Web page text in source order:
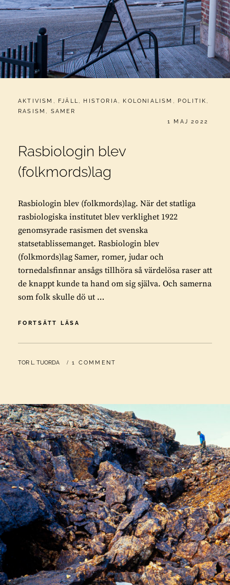
CATEGORIES:
AKTIVISM , FJÄLL, HISTORIA , KOLONIALISM , POLITIK ,
RASISM , SAMER
PUBLICERAT
1 MAJ 2022
Rasbiologin blev
(folkmords)lag
Rasbiologin blev (folkmords)lag. När det statliga
rasbiologiska institutet blev verklighet 1922
genomsyrade rasismen det svenska
statsetablissemanget. Rasbiologin blev
(folkmords)lag Samer, romer, judar och
tornedalsfinnar ansågs tillhöra så värdelösa raser att
de knappt kunde ta hand om sig själva. Och samerna
som folk skulle dö ut …
FORTSÄTT LÄSA
(FOLKMORDS)LAG
BY
TOR L. TUORDA 1 COMMENT